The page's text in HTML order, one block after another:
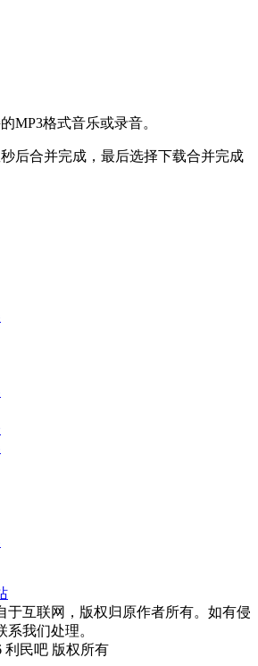
MP3格式音乐或录音。
后合并完成，最后选择下载合并完成
于互联网，版权归原作者所有。如有侵
我们处理。
利民吧 版权所有